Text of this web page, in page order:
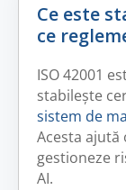
Ce este
ce
ISO 42001
stabilește
sistem de
Acesta ajută
gestioneze
AI.